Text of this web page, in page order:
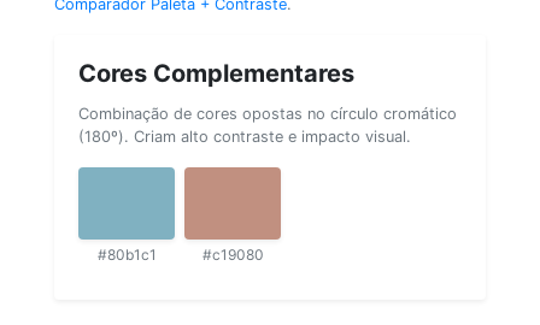
Comparador Paleta + Contraste.
Cores Complementares
Combinação de cores opostas no círculo cromático
(180º). Criam alto contraste e impacto visual.
#80b1c1 #c19080